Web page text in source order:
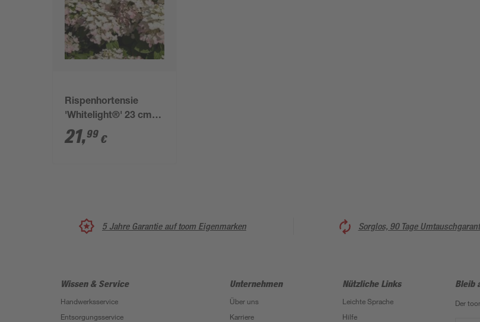
Rispenhortensie
'Whitelight®' 23 cm
Topf
21,99 €
5 Jahre Garantie auf toom Eigenmarken Sorglos, 90 Tage
Wissen & Service
Handwerksservice
Entsorgungsservice
Unternehmen
Über uns
Karriere
Nützliche Links
Leichte Sprache
Hilfe
Bleib
Der